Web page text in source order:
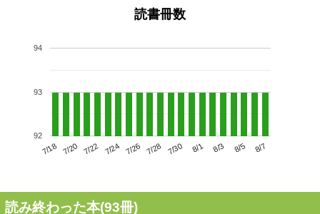
読書冊数
7/18 7/20 7/22 7/24 7/26 7/28 7/30 8/1 8/3 8/5 8/7
92
93
94
読み終わった本(93冊)